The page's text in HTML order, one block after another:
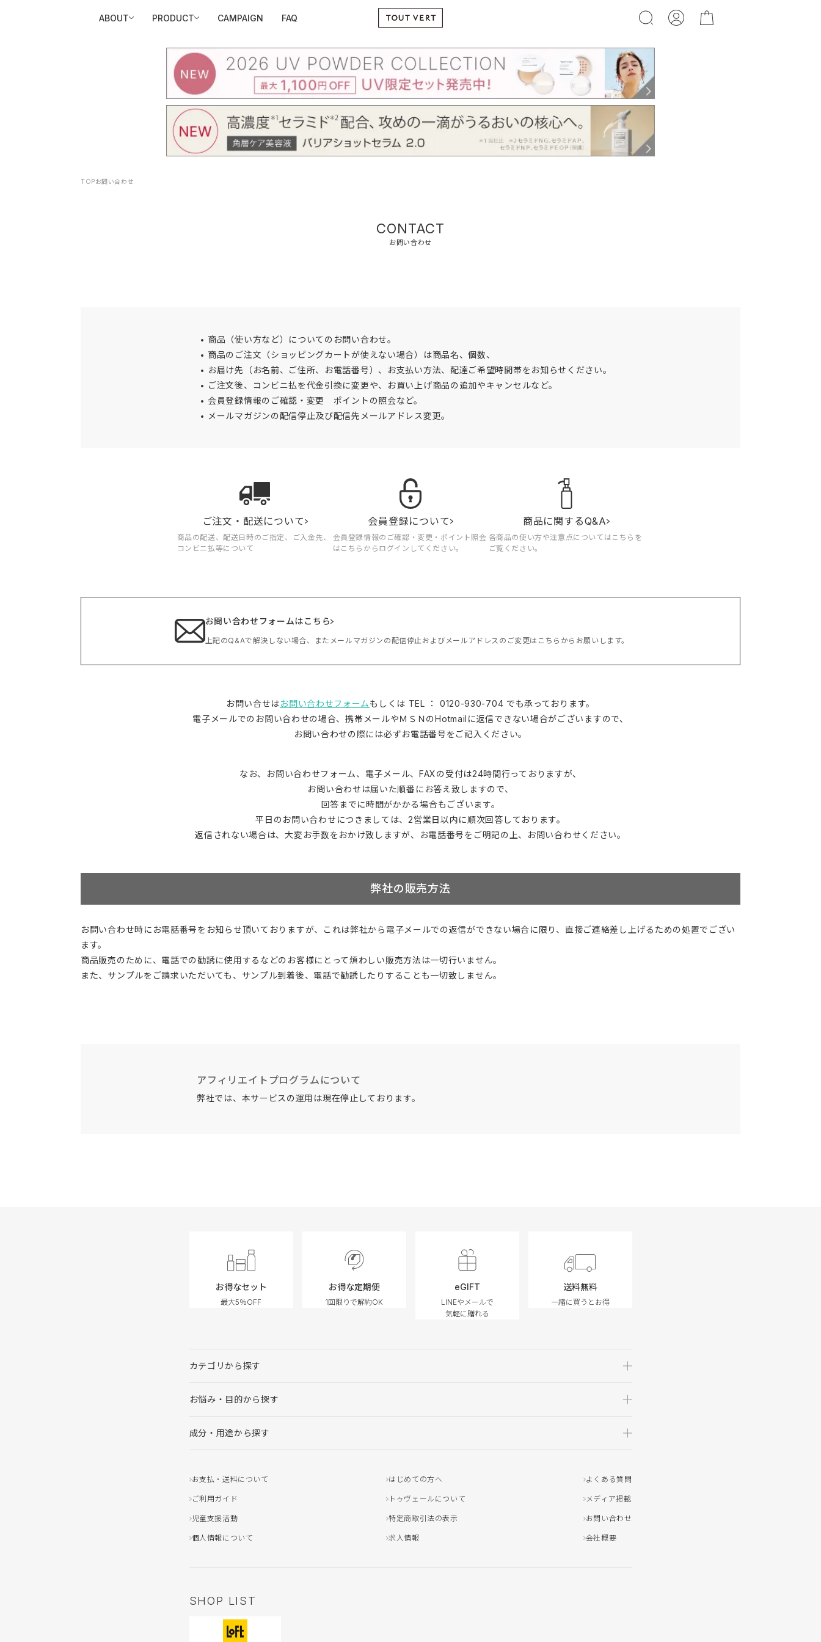
ABOUT PRODUCT CAMPAIGN FAQ
TOPお問い合わせ
CONTACT
お問い合わせ
商品（使い方など）についてのお問い合わせ。
商品のご注文（ショッピングカートが使えない場合）は商品名、個数、
お届け先（お名前、ご住所、お電話番号）、お支払い方法、配達ご希望時間帯をお知らせください。
ご注文後、コンビニ払を代金引換に変更や、お買い上げ商品の追加やキャンセルなど。
会員登録情報のご確認・変更 ポイントの照会など。
メールマガジンの配信停止及び配信先メールアドレス変更。
ご注文・配送について
商品の配送、配送日時のご指定、ご入金先、
コンビニ払等について
会員登録について
会員登録情報のご確認・変更・ポイント照会
はこちらからログインしてください。
商品に関するQ&A
各商品の使い方や注意点についてはこちらを
ご覧ください。
お問い合わせフォームはこちら
上記のQ&Aで解決しない場合、またメールマガジンの配信停止およびメールアドレスのご変更はこちらからお願いします。
お問い合せはお問い合わせフォームもしくは TEL ： 0120-930-704 でも承っております。
電子メールでのお問い合わせの場合、携帯メールやＭＳＮのHotmailに返信できない場合がございますので、
お問い合わせの際には必ずお電話番号をご記入ください。
なお、お問い合わせフォーム、電子メール、FAXの受付は24時間行っておりますが、
お問い合わせは届いた順番にお答え致しますので、
回答までに時間がかかる場合もございます。
平日のお問い合わせにつきましては、2営業日以内に順次回答しております。
返信されない場合は、大変お手数をおかけ致しますが、お電話番号をご明記の上、お問い合わせください。
弊社の販売方法
お問い合わせ時にお電話番号をお知らせ頂いておりますが、これは弊社から電子メールでの返信ができない場合に限り、直接ご連絡差し上げるための処置でござい
ます。
商品販売のために、電話での勧誘に使用するなどのお客様にとって煩わしい販売方法は一切行いません。
また、サンプルをご請求いただいても、サンプル到着後、電話で勧誘したりすることも一切致しません。
アフィリエイトプログラムについて
弊社では、本サービスの運用は現在停止しております。
お得なセット
最大5％OFF
お得な定期便
1回限りで解約OK
eGIFT
LINEやメールで
気軽に贈れる
送料無料
一緒に買うとお得
カテゴリから探す
お悩み・目的から探す
成分・用途から探す
お支払・送料について はじめての方へ よくある質問
ご利用ガイド トゥヴェールについて メディア掲載
児童支援活動 特定商取引法の表示 お問い合わせ
個人情報について 求人情報 会社概要
SHOP LIST